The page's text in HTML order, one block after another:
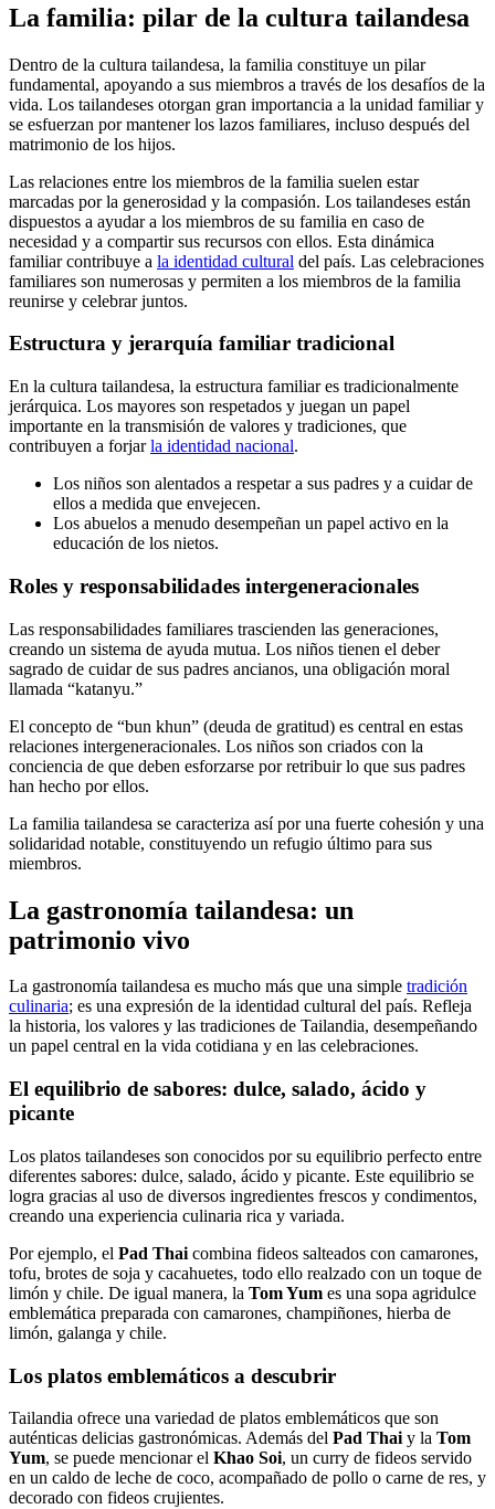
La familia: pilar de la cultura tailandesa
Dentro de la cultura tailandesa, la familia constituye un pilar
fundamental, apoyando a sus miembros a través de los desafíos de la
vida. Los tailandeses otorgan gran importancia a la unidad familiar y
se esfuerzan por mantener los lazos familiares, incluso después del
matrimonio de los hijos.
Las relaciones entre los miembros de la familia suelen estar
marcadas por la generosidad y la compasión. Los tailandeses están
dispuestos a ayudar a los miembros de su familia en caso de
necesidad y a compartir sus recursos con ellos. Esta dinámica
familiar contribuye a la identidad cultural del país. Las celebraciones
familiares son numerosas y permiten a los miembros de la familia
reunirse y celebrar juntos.
Estructura y jerarquía familiar tradicional
En la cultura tailandesa, la estructura familiar es tradicionalmente
jerárquica. Los mayores son respetados y juegan un papel
importante en la transmisión de valores y tradiciones, que
contribuyen a forjarla identidad nacional.
Los niños son alentados a respetar a sus padres y a cuidar de
ellos a medida que envejecen.
Los abuelos a menudo desempeñan un papel activo en la
educación de los nietos.
Roles y responsabilidades intergeneracionales
Las responsabilidades familiares trascienden las generaciones,
creando un sistema de ayuda mutua. Los niños tienen el deber
sagrado de cuidar de sus padres ancianos, una obligación moral
llamada “katanyu.”
El concepto de “bun khun” (deuda de gratitud) es central en estas
relaciones intergeneracionales. Los niños son criados con la
conciencia de que deben esforzarse por retribuir lo que sus padres
han hecho por ellos.
La familia tailandesa se caracteriza así por una fuerte cohesión y una
solidaridad notable, constituyendo un refugio último para sus
miembros.
La gastronomía tailandesa: un
patrimonio vivo
La gastronomía tailandesa es mucho más que una simple tradición
culinaria; es una expresión de la identidad cultural del país. Refleja
la historia, los valores y las tradiciones de Tailandia, desempeñando
un papel central en la vida cotidiana y en las celebraciones.
El equilibrio de sabores: dulce, salado, ácido y
picante
Los platos tailandeses son conocidos por su equilibrio perfecto entre
diferentes sabores: dulce, salado, ácido y picante. Este equilibrio se
logra gracias al uso de diversos ingredientes frescos y condimentos,
creando una experiencia culinaria rica y variada.
Por ejemplo, el Pad Thai combina fideos salteados con camarones,
tofu, brotes de soja y cacahuetes, todo ello realzado con un toque de
limón y chile. De igual manera, la Tom Yum es una sopa agridulce
emblemática preparada con camarones, champiñones, hierba de
limón, galanga y chile.
Los platos emblemáticos a descubrir
Tailandia ofrece una variedad de platos emblemáticos que son
auténticas delicias gastronómicas. Además del Pad Thai y la Tom
Yum, se puede mencionar el Khao Soi, un curry de fideos servido
en un caldo de leche de coco, acompañado de pollo o carne de res, y
decorado con fideos crujientes.